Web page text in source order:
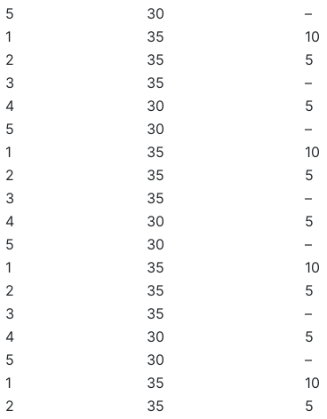
5
30 –
1 35 10
2
35 5
3
35 –
4
30 5
5
30 –
1 35 10
2
35 5
3
35 –
4
30 5
5
30 –
1 35 10
2
35 5
3
35 –
4
30 5
5
30 –
1 35 10
2
35 5